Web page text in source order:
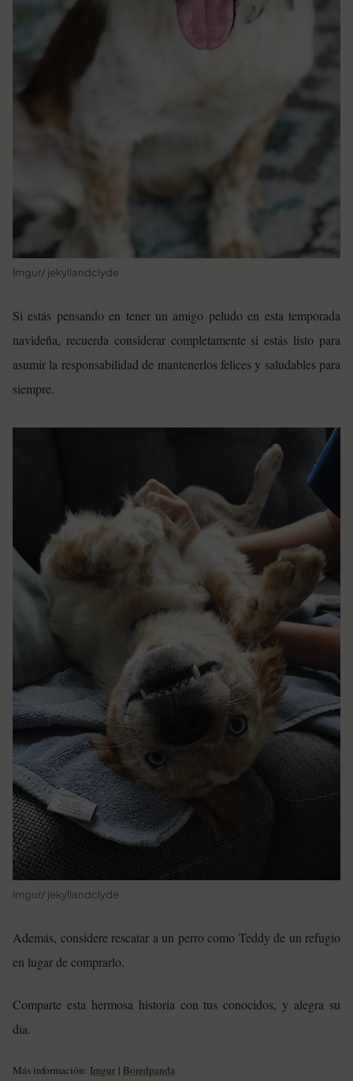
Imgur/ jekyllandclyde
Si estás pensando en tener un amigo peludo en esta temporada
navideña, recuerda considerar completamente si estás listo para
asumir la responsabilidad de mantenerlos felices y saludables para
siempre.
Imgur/ jekyllandclyde
Además, considere rescatar a un perro como Teddy de un refugio
en lugar de comprarlo.
Comparte esta hermosa historia con tus conocidos, y alegra su
día.
Más información: Imgur | Boredpanda